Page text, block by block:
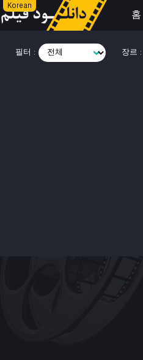
Korean
홈
필터 : 장르 :